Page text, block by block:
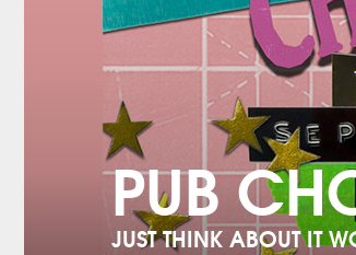
PUB
JUST THINK ABOUT IT